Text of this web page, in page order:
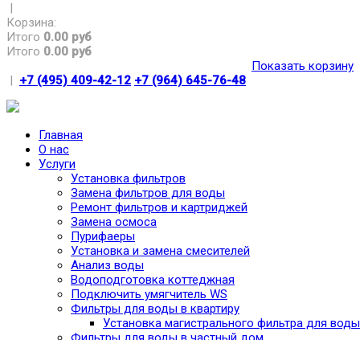
|
Корзина:
Итого 0.00 руб
Итого 0.00 руб
Показать корзину
| +7 (495) 409-42-12 +7 (964) 645-76-48
Главная
О нас
Услуги
Установка фильтров
Замена фильтров для воды
Ремонт фильтров и картриджей
Замена осмоса
Пурифаеры
Установка и замена смесителей
Анализ воды
Водоподготовка коттеджная
Подключить умягчитель WS
Фильтры для воды в квартиру
Установка магистрального фильтра для воды